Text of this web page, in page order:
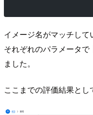
イメージ名がマッチして
それぞれのパラメータで
ました。
ここまでの評価結果とし